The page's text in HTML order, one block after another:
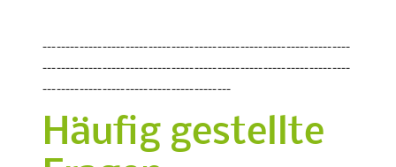
-------------------------------------------------------------------
-------------------------------------------------------------------
-----------------------------------------
Häufig gestellte